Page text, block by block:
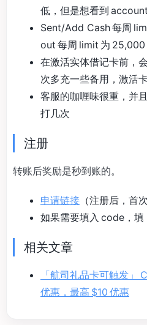
低，但是想看到
Sent/Add Cash 每周
out 每周 limit 为 25,000
在激活实体借记卡前，
次多充一些备用，激活
客服的咖喱味很重，并
打几次
注册
转账后奖励是秒到账的。
申请链接 （注册后，首
如果需要填入 code，填
相关文章
「航司礼品卡可触发」
优惠，最高 $10 优惠